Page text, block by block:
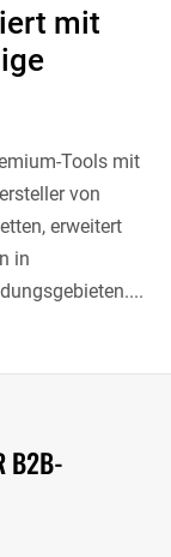
mit
Tools mit
von
erweitert
in
B2B-